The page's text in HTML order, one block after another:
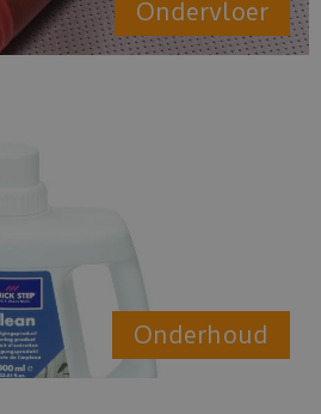
Ondervloer
Onderhoud